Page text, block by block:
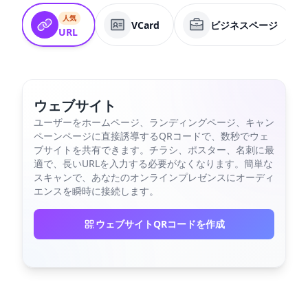
人気
URL
VCard ビジネスページ
ウェブサイト
ユーザーをホームページ、ランディングページ、キャン
ペーンページに直接誘導するQRコードで、数秒でウェ
ブサイトを共有できます。チラシ、ポスター、名刺に最
適で、長いURLを入力する必要がなくなります。簡単な
スキャンで、あなたのオンラインプレゼンスにオーディ
エンスを瞬時に接続します。
ウェブサイトQRコードを作成